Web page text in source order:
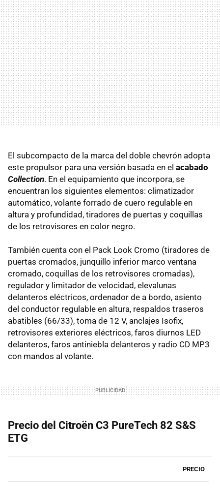
El subcompacto de la marca del doble chevrón adopta
este propulsor para una versión basada en el acabado
Collection. En el equipamiento que incorpora, se
encuentran los siguientes elementos: climatizador
automático, volante forrado de cuero regulable en
altura y profundidad, tiradores de puertas y coquillas
de los retrovisores en color negro.
También cuenta con el Pack Look Cromo (tiradores de
puertas cromados, junquillo inferior marco ventana
cromado, coquillas de los retrovisores cromadas),
regulador y limitador de velocidad, elevalunas
delanteros eléctricos, ordenador de a bordo, asiento
del conductor regulable en altura, respaldos traseros
abatibles (66/33), toma de 12 V, anclajes Isofix,
retrovisores exteriores eléctricos, faros diurnos LED
delanteros, faros antiniebla delanteros y radio CD MP3
con mandos al volante.
Precio del Citroën C3 PureTech 82 S&S
ETG
PRECIO